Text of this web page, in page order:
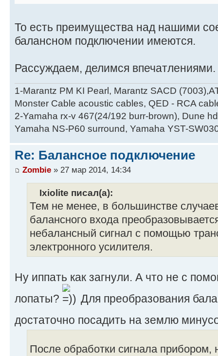
То есть преимущества над нашими
балансном подключении имеются.
Рассуждаем, делимся впечатлениями.
1-Marantz PM KI Pearl, Marantz SACD
Monster Cable acoustic cables, QED - RCA
2-Yamaha rx-v 467(24/192 burr-brown), Dune
Yamaha NS-P60 surround, Yamaha YST-
Re: Балансное подключение
Zombie » 27 мар 2014, 14:34
Ixiolite писал(а):
Тем не менее, в большинстве
балансного входа
небалансный сигнал с помощью
электронного усилителя.
Ну иппать как загнули. А что не с
лопаты?
Для преобразования
достаточно посадить на землю
После обработки сигнала прибором,